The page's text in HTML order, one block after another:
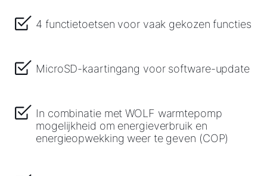
4 functietoetsen voor vaak gekozen functies
MicroSD-kaartingang voor software-update
In combinatie met WOLF warmtepomp
mogelijkheid om energieverbruik en
energieopwekking weer te geven (COP)